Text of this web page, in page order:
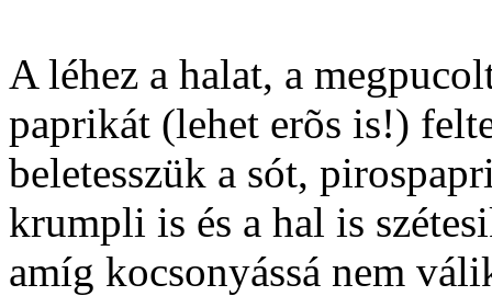
A léhez a halat, a
paprikát (lehet erõs is!)
beletesszük a sót,
krumpli is és a hal is
amíg kocsonyássá nem